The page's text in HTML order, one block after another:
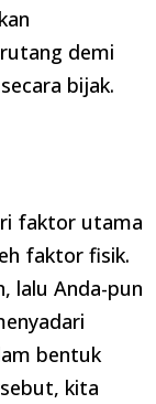
demi
bijak.
faktor utama
faktor fisik.
lalu Anda-pun
bentuk
kita